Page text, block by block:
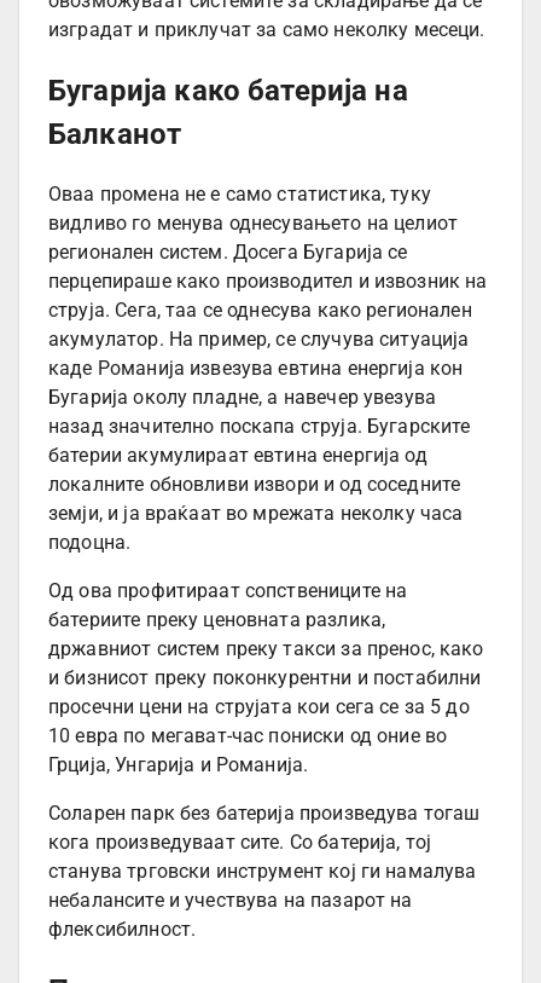
изградат и приклучат за само неколку месеци.
Бугарија како батерија на
Балканот
Оваа промена не е само статистика, туку
видливо го менува однесувањето на целиот
регионален систем. Досега Бугарија се
перцепираше како производител и извозник на
струја. Сега, таа се однесува како регионален
акумулатор. На пример, се случува ситуација
каде Романија извезува евтина енергија кон
Бугарија околу пладне, а навечер увезува
назад значително поскапа струја. Бугарските
батерии акумулираат евтина енергија од
локалните обновливи извори и од соседните
земји, и ја враќаат во мрежата неколку часа
подоцна.
Од ова профитираат сопствениците на
батериите преку ценовната разлика,
државниот систем преку такси за пренос, како
и бизнисот преку поконкурентни и постабилни
просечни цени на струјата кои сега се за 5 до
10 евра по мегават-час пониски од оние во
Грција, Унгарија и Романија.
Соларен парк без батерија произведува тогаш
кога произведуваат сите. Со батерија, тој
станува трговски инструмент кој ги намалува
небалансите и учествува на пазарот на
флексибилност.